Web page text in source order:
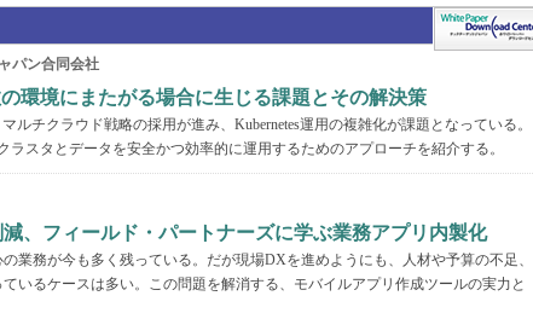
パン合同会社
環境にまたがる場合に生じる課題とその解決策
ルチクラウド戦略の採用が進み、Kubernetes運用の複雑化が課題となっている。
ラスタとデータを安全かつ効率的に運用するためのアプローチを紹介する。
、フィールド・パートナーズに学ぶ業務アプリ内製化
業務が今も多く残っている。だが現場DXを進めようにも、人材や予算の不足、
いるケースは多い。この問題を解消する、モバイルアプリ作成ツールの実力と